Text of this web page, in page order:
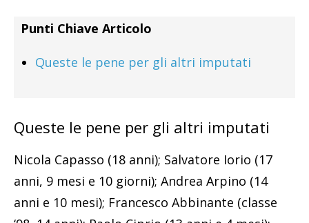
Punti Chiave Articolo
Queste le pene per gli altri imputati
Queste le pene per gli altri imputati
Nicola Capasso (18 anni); Salvatore Iorio (17
anni, 9 mesi e 10 giorni); Andrea Arpino (14
anni e 10 mesi); Francesco Abbinante (classe